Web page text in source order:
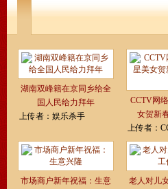
湖南双峰籍在京同乡给全
国人民给力拜年
上传者： 娱乐杀手
CCTV网
女贺新
上传者：
市场商户新年祝福：生意
老人对儿